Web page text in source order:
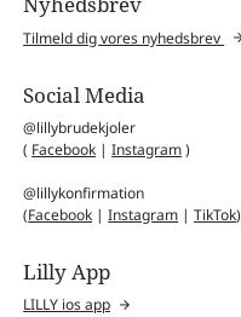
Tilmeld dig vores nyhedsbrev
Social Media
@lillybrudekjoler
( Facebook |Instagram)
@lillykonfirmation
(Facebook |Instagram |TikTok)
Lilly App
LILLY ios app